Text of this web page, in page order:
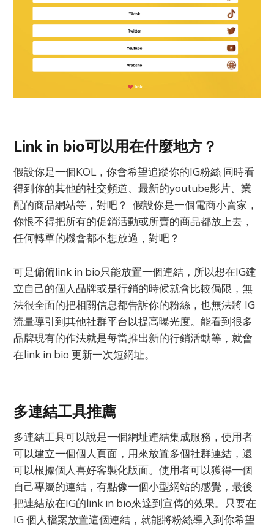
Link in bio可以用在什麼地方？
假設你是一個KOL，你會希望追蹤你的IG粉絲 同時看
得到你的其他的社交頻道、最新的youtube影片、業
配的商品網站等，對吧？ 假設你是一個電商小賣家，
你恨不得把所有的促銷活動或所賣的商品都放上去，
任何轉單的機會都不想放過，對吧？
可是偏偏link in bio只能放置一個連結，所以想在IG建
立自己的個人品牌或是行銷的時候就會比較侷限，無
法很全面的把相關信息都告訴你的粉絲，也無法將 IG
流量導引到其他社群平台以提高曝光度。能看到很多
品牌現有的作法就是每當推出新的行銷活動等，就會
在link in bio 更新一次短網址。
多連結工具推薦
多連結工具可以說是一個網址連結集成服務，使用者
可以建立一個個人頁面，用來放置多個社群連結，還
可以根據個人喜好客製化版面。使用者可以獲得一個
自己專屬的連結，有點像一個小型網站的感覺，最後
把連結放在IG的link in bio來達到宣傳的效果。只要在
IG 個人檔案放置這個連結，就能將粉絲導入到你希望